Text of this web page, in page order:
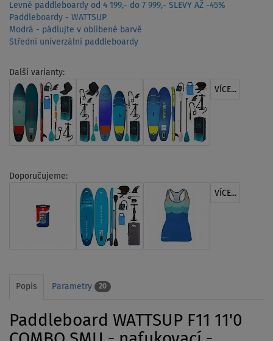
Levné paddleboardy od 4 199,- do 7 999,- SLEVY AŽ -45%
Paddleboardy - WATTSUP
Modrá - pádlujte v oblíbené barvě
Střední univerzální paddleboardy
Další varianty:
VÍCE...
Doporučujeme:
VÍCE...
Popis Parametry 20
Paddleboard WATTSUP F11 11'0